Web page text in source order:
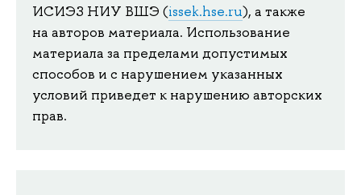
ИСИЭЗ НИУ ВШЭ (issek.hse.ru), а также
на авторов материала. Использование
материала за пределами допустимых
способов и с нарушением указанных
условий приведет к нарушению авторских
прав.